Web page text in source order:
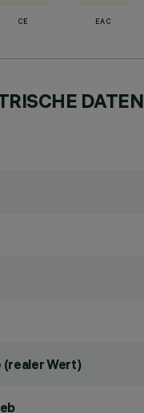
CE EAC
DATEN
(realer Wert)